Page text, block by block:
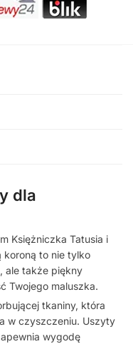
dla
Księżniczka Tatusia i
koroną to nie tylko
ale także piękny
Twojego maluszka.
tkaniny, która
w czyszczeniu. Uszyty
wygodę